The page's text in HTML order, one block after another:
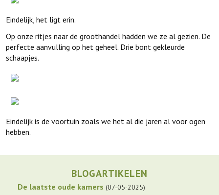
Eindelijk, het ligt erin.
Op onze ritjes naar de groothandel hadden we ze al gezien. De
perfecte aanvulling op het geheel. Drie bont gekleurde
schaapjes.
Eindelijk is de voortuin zoals we het al die jaren al voor ogen
hebben.
BLOGARTIKELEN
De laatste oude kamers 07-05-2025